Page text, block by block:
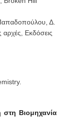
Δ.
αρχές, Εκδόσεις
Βιομηχανία